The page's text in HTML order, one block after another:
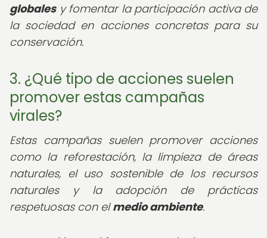
globalesy fomentar la participación activa de
la sociedad en acciones concretas para su
conservación.
3. ¿Qué tipo de acciones suelen
promover estas campañas
virales?
Estas campañas suelen promover acciones
como la reforestación, la limpieza de áreas
naturales, el uso sostenible de los recursos
naturales y la adopción de prácticas
respetuosas con elmedio ambiente.